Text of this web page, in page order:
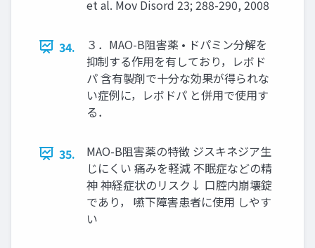
et al. Mov Disord 23; 288-290, 2008
34.
３．MAO-B阻害薬 • ドパミン分解を
抑制する作用を有しており，レボド
パ 含有製剤で十分な効果が得られな
い症例に，レボドパ と併用で使用す
る．
35.
MAO-B阻害薬の特徴 ジスキネジア生
じにくい 痛みを軽減 不眠症などの精
神 神経症状のリスク↓ 口腔内崩壊錠
であり， 嚥下障害患者に使用 しやす
い